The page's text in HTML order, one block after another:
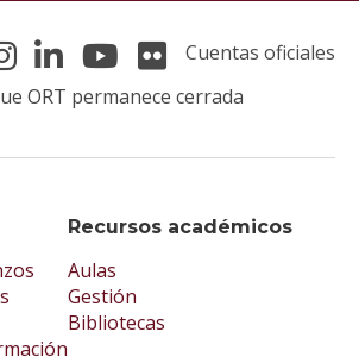
Recursos académicos
Aulas
Gestión
Bibliotecas
Cuentas oficiales
ORT permanece cerrada